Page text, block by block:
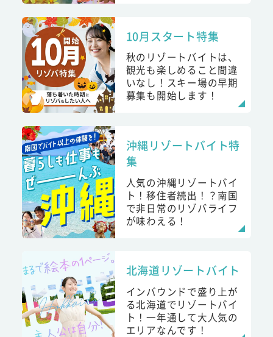
10月スタート特集
秋のリゾートバイトは、
観光も楽しめること間違
いなし！スキー場の早期
募集も開始します！
沖縄リゾートバイト特
集
人気の沖縄リゾートバイ
ト！移住者続出！？南国
で非日常のリゾバライフ
が味わえる！
北海道リゾートバイト
インバウンドで盛り上が
る北海道でリゾートバイ
ト！一年通して大人気の
エリアなんです！